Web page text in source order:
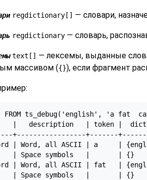
regdictionary[] — словари,
regdictionary — словарь,
text[] — лексемы, выданные
массивом ({}), если фрагмент
* FROM ts_debug('english', 'a
|   description   | token |
+-----------------+-------
| Word, all ASCII | a     |
| Space symbols   |       |
| Word, all ASCII | fat   |
| Space symbols   |       |